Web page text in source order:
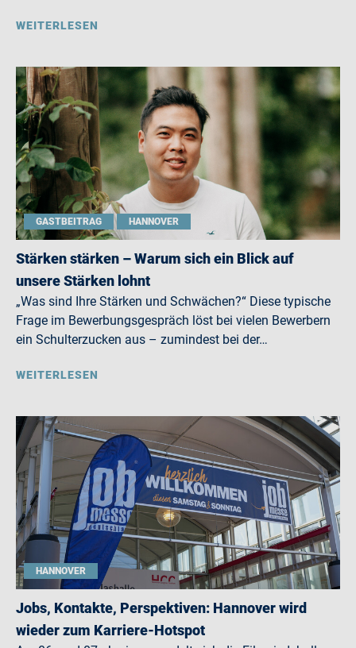
WEITERLESEN
GASTBEITRAG HANNOVER
Stärken stärken – Warum sich ein Blick auf
unsere Stärken lohnt
„Was sind Ihre Stärken und Schwächen?“ Diese typische
Frage im Bewerbungsgespräch löst bei vielen Bewerbern
ein Schulterzucken aus – zumindest bei der…
WEITERLESEN
HANNOVER
Jobs, Kontakte, Perspektiven: Hannover wird
wieder zum Karriere-Hotspot